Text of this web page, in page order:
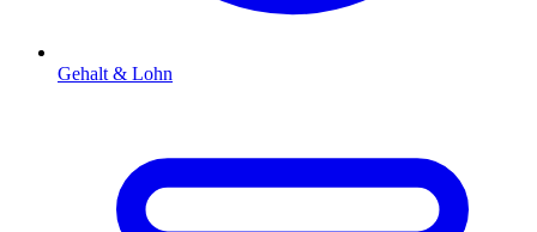
Gehalt & Lohn